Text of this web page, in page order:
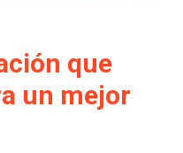
que
un mejor